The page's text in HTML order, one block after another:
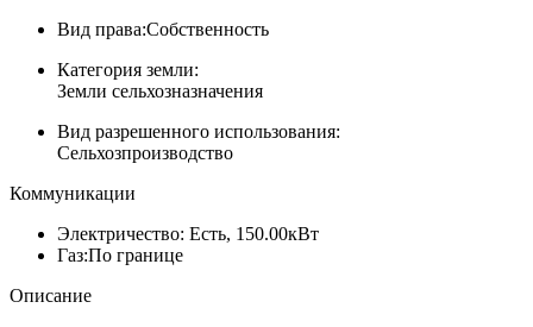
Вид права:Собственность
Категория земли:
Земли сельхозназначения
Вид разрешенного использования:
Сельхозпроизводство
Коммуникации
Электричество: Есть, 150.00кВт
Газ:По границе
Описание